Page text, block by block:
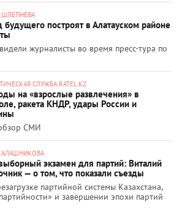
ШЛЕПНЕВА
будущего построят в Алатауском районе
журналисты во время пресс-тура по
СЛУЖБА RATEL.KZ
на «взрослые развлечения» в
ракета КНДР, удары России и
СМИ
экзамен для партий: Виталий
— о том, что показали съезды
партийной системы Казахстана,
и завершении эпохи партий